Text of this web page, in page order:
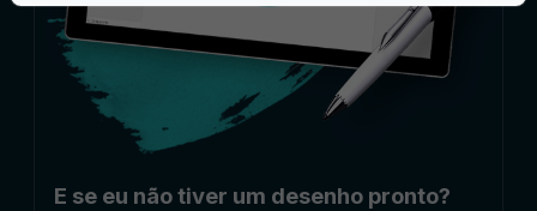
E se eu não tiver um desenho pronto?